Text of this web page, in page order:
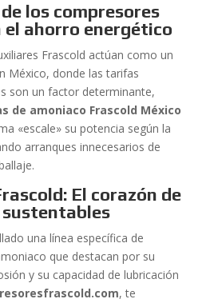
los compresores
el ahorro energético
Frascold actúan como un
México, donde las tarifas
son un factor determinante,
de amoniaco Frascold México
«escale» su potencia según la
arranques innecesarios de
El corazón de
una línea específica de
que destacan por su
y su capacidad de lubricación
, te